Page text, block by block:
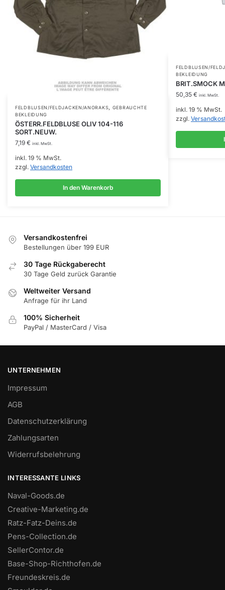
FELDBLUSEN/FELDJACKEN/ANORAKS, GEBRAUCHTE
BEKLEIDUNG
ÖSTERR.FELDBLUSE OLIV 104-116
SORT.NEUW.
7,19 € inkl. MwSt.
inkl. 19 % MwSt.
zzgl. Versandkosten
In den Warenkorb
FELDBLUSEN/
BEKLEIDUNG
BRIT.SMOCK
50,35 € inkl. MwSt.
inkl. 19 % MwSt.
zzgl.
Versandkostenfrei
Bestellungen über 199 EUR
30 Tage Rückgaberecht
30 Tage Geld zurück Garantie
Weltweiter Versand
Anfrage für ihr Land
100% Sicherheit
PayPal / MasterCard / Visa
UNTERNEHMEN
Impressum
AGB
Datenschutzerklärung
Zahlungsarten
Widerrufsbelehrung
INTERESSANTE LINKS
Naval-Goods.de
Creative-Marketing.de
Ratz-Fatz-Deins.de
Pens-Collection.de
SellerContor.de
Base-Shop-Richthofen.de
Freundeskreis.de